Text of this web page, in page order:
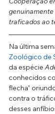
traficados ao
Na última
Zoológico de
da espécie
conhecidos
flecha”
contra o
desses